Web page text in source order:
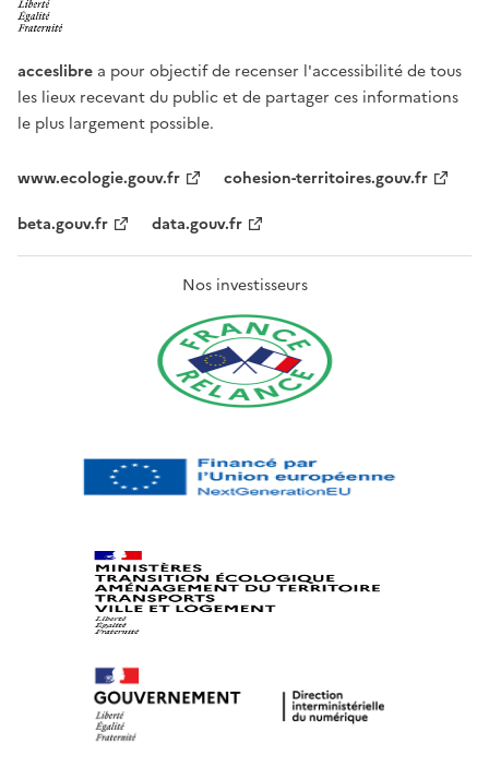
acceslibre a pour objectif de recenser l'accessibilité de tous
les lieux recevant du public et de partager ces informations
le plus largement possible.
www.ecologie.gouv.fr
cohesion-territoires.gouv.fr
beta.gouv.fr
data.gouv.fr
Nos investisseurs